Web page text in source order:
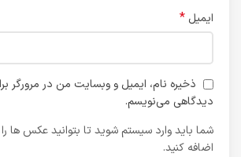
ایمیل *
ذخیره نام، ایمیل و وبسایت من در مرورگر
دیدگاهی می‌نویسم.
شما باید وارد سیستم شوید تا بتوانید عکس ها
اضافه کنید.